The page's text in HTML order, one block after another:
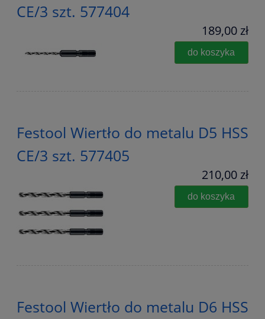
CE/3 szt. 577404
189,00 zł
do koszyka
Festool Wiertło do metalu D5 HSS
CE/3 szt. 577405
210,00 zł
do koszyka
Festool Wiertło do metalu D6 HSS